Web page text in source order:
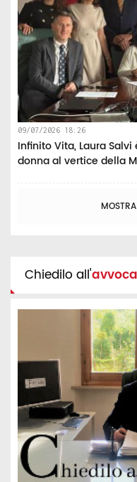
09/07/2026 18:26
Infinito Vita, Laura
donna al vertice della
Chiedilo all'